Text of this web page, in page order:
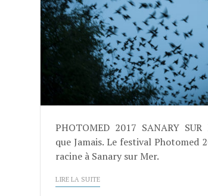
PHOTOMED 2017 SANARY SUR
que Jamais. Le festival Photomed
racine à Sanary sur Mer.
LIRE LA SUITE